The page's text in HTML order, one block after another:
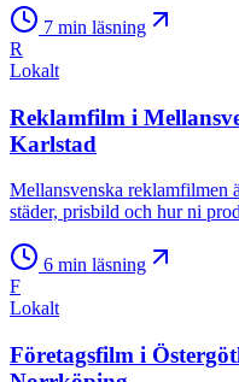
7 min läsning
R
Lokalt
Reklamfilm i
Karlstad
Mellansvenska reklamfilmen
städer, prisbild och hur ni
6 min läsning
F
Lokalt
Företagsfilm i